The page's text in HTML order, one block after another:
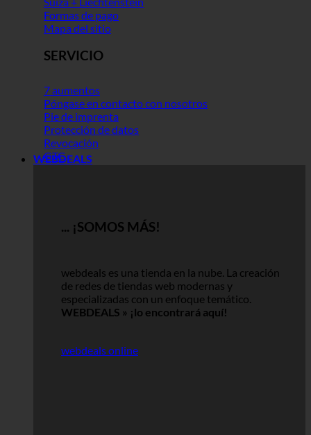
Formas de pago
Mapa del sitio
SERVICIO
7 aumentos
Póngase en contacto con nosotros
Pie de imprenta
Protección de datos
Revocación
GTC
WEBDEALS
... ¡SOMOS MÁS!
webdeals es una tienda en la nube. La creación
de redes de tiendas web modernas y
especializadas con un enfoque temático.
WEBDEALS » ¡lo encontrará aquí!
webdeals online